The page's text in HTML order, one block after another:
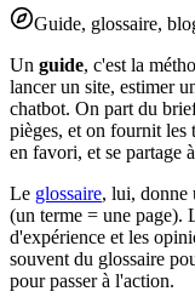
Guide, glossaire,
Un guide, c'est la
lancer un site, estimer
chatbot. On part du
pièges, et on fournit les
en favori, et se partage
Le glossaire, lui, donne
(un terme = une page).
d'expérience et les
souvent du glossaire
pour passer à l'action.